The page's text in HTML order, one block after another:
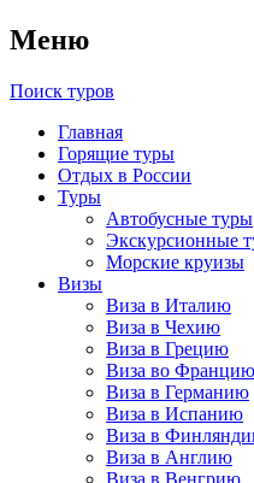
Меню
Поиск туров
Главная
Горящие туры
Отдых в России
Туры
Автобусные туры
Экскурсионные
Морские круизы
Визы
Виза в Италию
Виза в Чехию
Виза в Грецию
Виза во Францию
Виза в Германию
Виза в Испанию
Виза в
Виза в Англию
Виза в Венгрию